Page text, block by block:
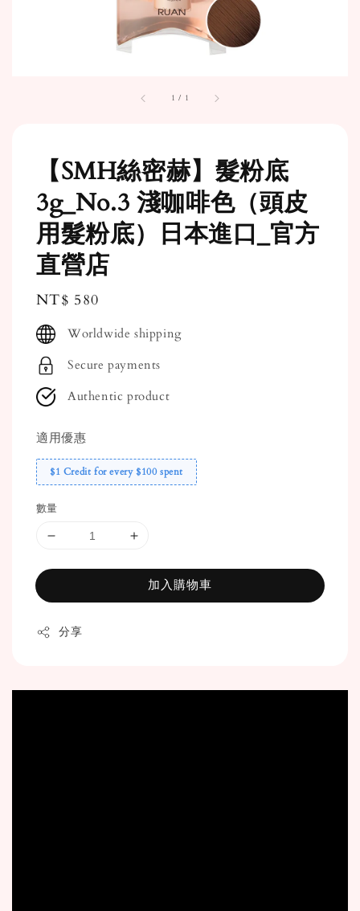
1 / 1
【SMH絲密赫】髮粉底
3g_No.3 淺咖啡色（頭皮
用髮粉底）日本進口_官方
直營店
Regular
price
NT$ 580
Worldwide shipping
Secure payments
Authentic product
適用優惠
$1 Credit for every $100 spent
數量
加入購物車
分享